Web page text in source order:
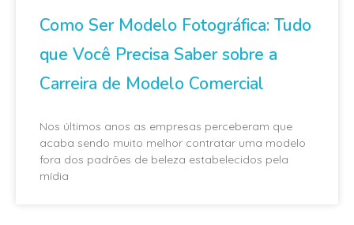
Como Ser Modelo Fotográfica: Tudo
que Você Precisa Saber sobre a
Carreira de Modelo Comercial
Nos últimos anos as empresas perceberam que
acaba sendo muito melhor contratar uma modelo
fora dos padrões de beleza estabelecidos pela
mídia